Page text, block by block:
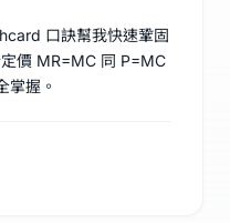
口訣幫我快速鞏固
價 MR=MC 同 P=MC
掌握。